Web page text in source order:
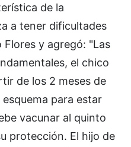
de la
a tener dificultades
y agregó: "Las
el chico
de los 2 meses de
para estar
vacunar al quinto
protección. El hijo de